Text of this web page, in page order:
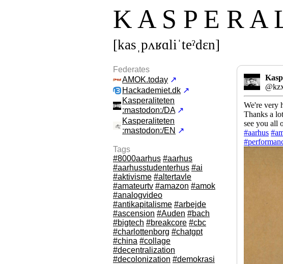
K A S P E R A
[kasˌpʌʁɑliˈteˀdεn]
Federates
AMOK.today ↗
Hackademiet.dk ↗
Kasperaliteten
:mastodon:/DA ↗
Kasperaliteten
:mastodon:/EN ↗
Tags
#8000aarhus #aarhus
#aarhusstudenterhus #ai
#aktivisme #altertavle
#amateurtv #amazon #amok
#analogvideo
#antikapitalisme #arbejde
#ascension #Auden #bach
#bigtech #breakcore #cbc
#charlottenborg #chatgpt
#china #collage
#decentralization
#decolonization #demokrasi
We're very
Thanks a
see you all
#aarhus #
#